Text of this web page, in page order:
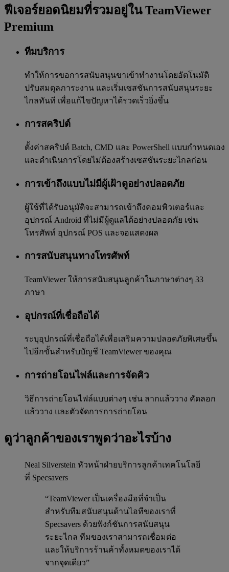
ฟีเจอร์ยอดนิยมที่รวมอยู่ใน TeamViewer
Premium
ทีมบริการ
ทำให้การขอการสนับสนุนขาเข้าทำงานโดยอัตโนมัติ
ปรับสมดุลภาระงาน และเริ่มเซสชันการสนับสนุนระยะ
ไกลทันที เพื่อแก้ไขปัญหาได้รวดเร็วยิ่งขึ้น
การสคริปต์
ตั้งค่าสคริปต์ Batch, CMD และ PowerShell แบบกำหนดเอง
และดำเนินการโดยไม่ต้องสร้างเซสชันระยะไกลก่อน
การเข้าถึงแบบไม่มีผู้เฝ้าดูอย่างปลอดภัย
ผู้ใช้ที่ได้รับอนุมัติจะสามารถเข้าถึงคอมพิวเตอร์และ
อุปกรณ์ Android ที่ไม่มีผู้ดูแลได้อย่างปลอดภัย เช่น
โทรศัพท์ อุปกรณ์ POS และจอแสดงผล
การสนับสนุนทางโทรศัพท์
TeamViewer ให้การสนับสนุนลูกค้าในภาษาต่างๆ 33
ภาษา
อุปกรณ์ที่เชื่อถือได้
ระบุอุปกรณ์ที่เชื่อถือได้เพื่อเสริมความปลอดภัยพิเศษขึ้น
ไปอีกขั้นสำหรับบัญชี TeamViewer ของคุณ
การถ่ายโอนไฟล์และการจัดคิว
วิธีการถ่ายโอนไฟล์แบบต่างๆ เช่น ลากแล้ววาง คัดลอก
แล้ววาง และตัวจัดการการถ่ายโอน
ดูว่าลูกค้าของเราพูดว่าอะไรบ้าง
Neal Silverstein หัวหน้าฝ่ายบริการลูกค้าเทคโนโลยี
ที่ Specsavers
“TeamViewer เป็นเครื่องมือที่จำเป็น
สำหรับทีมสนับสนุนด้านไอทีของเราที่
Specsavers ด้วยฟังก์ชันการสนับสนุน
ระยะไกล ทีมของเราสามารถเชื่อมต่อ
และให้บริการร้านค้าทั้งหมดของเราได้
จากจุดเดียว”